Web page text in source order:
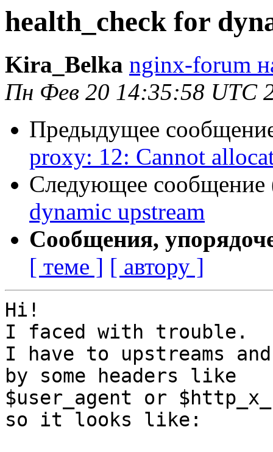
health_check for
Kira_Belka nginx-forum
Пн Фев 20 14:35:58 UTC
Предыдущее
proxy: 12: Cannot
Следующее сообщение
dynamic upstream
Сообщения,
[ теме ] [ автору ]
Hi!
I faced with trouble.
I have to upstreams
by some headers like
$user_agent or
so it looks like: